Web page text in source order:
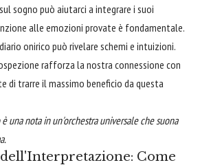
sogno può aiutarci a integrare i suoi
alle emozioni provate è fondamentale.
onirico può rivelare schemi e intuizioni.
rafforza la nostra connessione con
di trarre il massimo beneficio da questa
una nota in un'orchestra universale che suona
Come